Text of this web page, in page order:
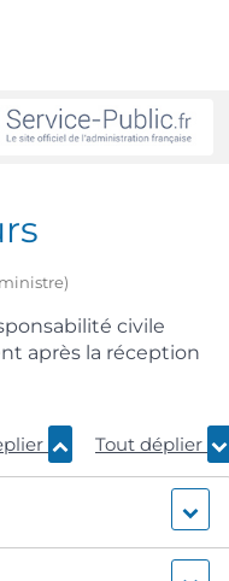
civile
après la réception
Tout déplier